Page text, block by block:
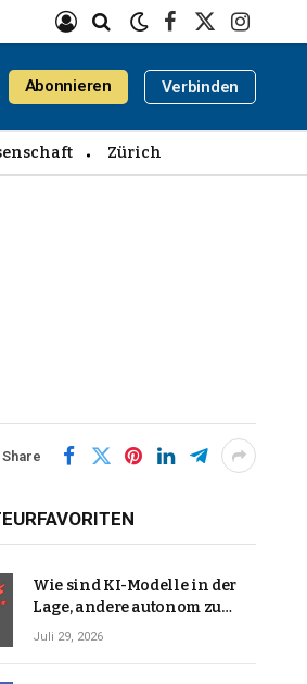
Facebook
X
Abonnieren Verbinden
Zürich
Share
Wie sind KI-Modelle in der
Lage, andere autonom zu
hacken? | Technologie-News
Juli 29, 2026